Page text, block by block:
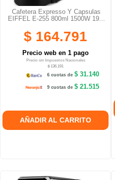
Cafetera Expresso Y Capsulas
EIFFEL E-255 800ml 1500W 19...
$ 164.791
Precio web en 1 pago
Precio sin Impuestos Nacionales
$ 136.191
6 cuotas de$ 31.140
9 cuotas de$ 21.515
AÑADIR AL CARRITO